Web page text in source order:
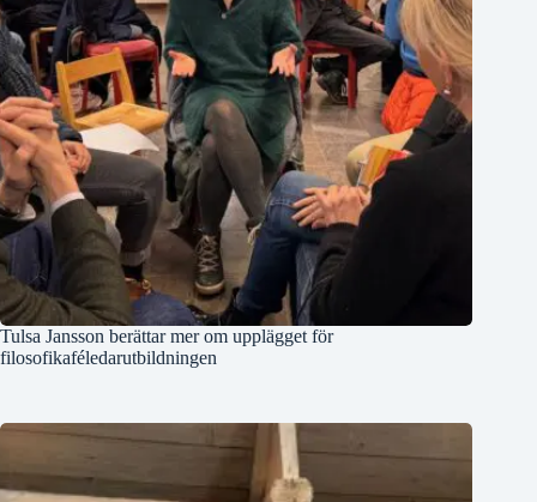
Tulsa Jansson berättar mer om upplägget för
filosofikaféledarutbildningen